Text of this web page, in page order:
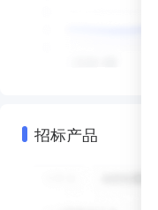
招标产品